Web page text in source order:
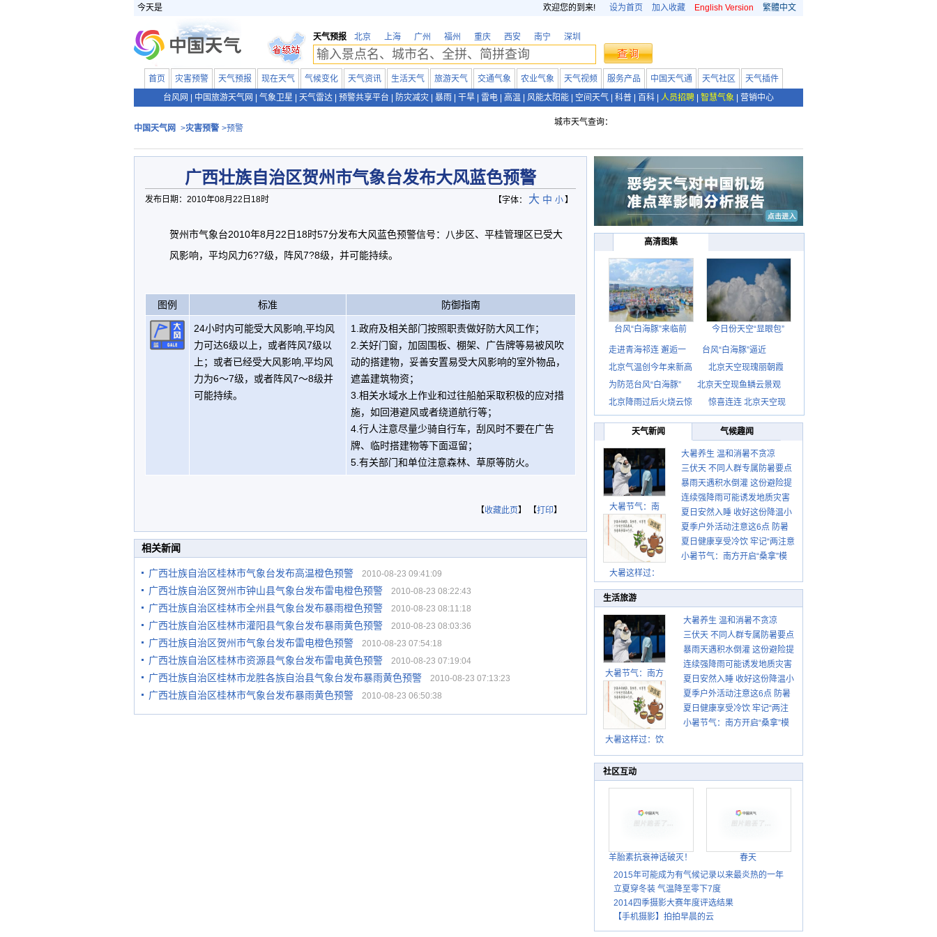
今天是 欢迎您的到来! 设为首页 加入收藏 English Version 繁體中文
天气预报 北京 上海 广州 福州 重庆 西安 南宁 深圳
首页 灾害预警 天气预报 现在天气 气候变化 天气资讯 生活天气 旅游天气 交通气象 农业气象 天气视频 服务产品 中国天气通 天气社区
天气插件
台风网
中国旅游天气网 气象卫星 天气雷达 预警共享平台 防灾减灾 暴雨 干旱 雷电 高温 风能太阳能 空间天气 科普 百科 人员招聘 智慧气象 营销中心
中国天气网 >灾害预警 >预警
城市天气查询：
广西壮族自治区贺州市气象台发布大风蓝色预警
发布日期：2010年08月22日18时 【字体： 大 中 小】
贺州市气象台2010年8月22日18时57分发布大风蓝色预警信号：八步区、平桂管理区已受大
风影响，平均风力6?7级，阵风7?8级，并可能持续。
图例 标准 防御指南
24小时内可能受大风影响,平均风
力可达6级以上，或者阵风7级以
上；或者已经受大风影响,平均风
力为6～7级，或者阵风7～8级并
可能持续。
1.政府及相关部门按照职责做好防大风工作；
2.关好门窗，加固围板、棚架、广告牌等易被风吹
动的搭建物，妥善安置易受大风影响的室外物品，
遮盖建筑物资；
3.相关水域水上作业和过往船舶采取积极的应对措
施，如回港避风或者绕道航行等；
4.行人注意尽量少骑自行车，刮风时不要在广告
牌、临时搭建物等下面逗留；
5.有关部门和单位注意森林、草原等防火。
【收藏此页】 【打印】
相关新闻
广西壮族自治区桂林市气象台发布高温橙色预警 2010-08-23 09:41:09
广西壮族自治区贺州市钟山县气象台发布雷电橙色预警 2010-08-23 08:22:43
广西壮族自治区桂林市全州县气象台发布暴雨橙色预警 2010-08-23 08:11:18
广西壮族自治区桂林市灌阳县气象台发布暴雨黄色预警 2010-08-23 08:03:36
广西壮族自治区贺州市气象台发布雷电橙色预警 2010-08-23 07:54:18
广西壮族自治区桂林市资源县气象台发布雷电黄色预警 2010-08-23 07:19:04
广西壮族自治区桂林市龙胜各族自治县气象台发布暴雨黄色预警 2010-08-23 07:13:23
广西壮族自治区桂林市气象台发布暴雨黄色预警 2010-08-23 06:50:38
高清图集
台风“白海豚”来临前 今日份天空“显眼包”
走进青海祁连 邂逅一
台风“白海豚”逼近
北京气温创今年来新高
北京天空现瑰丽朝霞
为防范台风“白海豚”
北京天空现鱼鳞云景观
北京降雨过后火烧云惊
惊喜连连 北京天空现
天气新闻 气候趣闻
大暑节气：南
大暑这样过：
大暑养生 温和消暑不贪凉
三伏天 不同人群专属防暑要点
请收好
暴雨天遇积水倒灌 这份避险提
示请收好
连续强降雨可能诱发地质灾害
这些前兆要知道
夏日安然入睡 收好这份降温小
贴士
夏季户外活动注意这6点 防暑
健身两不误
夏日健康享受冷饮 牢记“两注意
一控制”
小暑节气：南方开启“桑拿”模
生活旅游
大暑节气：南方
暑热盛行防伏旱
北方雨季陆续开
启
大暑这样过：饮
湿热保健康
大暑养生 温和消暑不贪凉
三伏天 不同人群专属防暑要点
请收好
暴雨天遇积水倒灌 这份避险提
示请收好
连续强降雨可能诱发地质灾害
这些前兆要知道
夏日安然入睡 收好这份降温小
贴士
夏季户外活动注意这6点 防暑
健身两不误
夏日健康享受冷饮 牢记“两注
意一控制”
小暑节气：南方开启“桑拿”模
社区互动
羊胎素抗衰神话破灭！
春天
2015年可能成为有气候记录以来最炎热的一年
立夏穿冬装 气温降至零下7度
2014四季摄影大赛年度评选结果
【手机摄影】拍拍早晨的云